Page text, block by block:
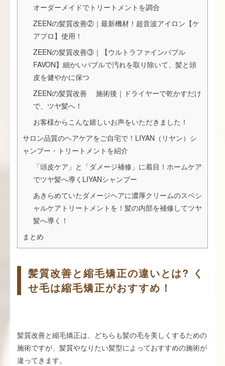
オーダーメイドでトリートメントを調合
ZEENの髪質改善②｜最新機材！超音波アイロン【ケ
アプロ】使用！
ZEENの髪質改善③｜【ウルトラファインバブル
FAVON】細かいバブルで汚れを取り除いて、髪と頭
皮を健やかに保つ
ZEENの髪質改善 施術後｜ドライヤーで乾かすだけ
で、ツヤ髪へ！
お客様からこんな嬉しいお声をいただきました！
サロン品質のヘアケアをご自宅で！LIYAN（リヤン）シ
ャンプー・トリートメントを紹介
「頭皮ケア」と「ダメージ補修」に着目！ホームケア
でツヤ髪へ導くLIYANシャンプー
あきらめていたダメージヘアに濃厚クリームのスペシ
ャルケアトリートメントを！髪の内部を補修してツヤ
髪へ導く！
まとめ
髪質改善と縮毛矯正の違いとは? く
せ毛は縮毛矯正がおすすめ！
髪質改善と縮毛矯正は、どちらも髪の毛を美しくするための
施術ですが、髪質やなりたい髪型によっておすすめの施術が
違ってきます。